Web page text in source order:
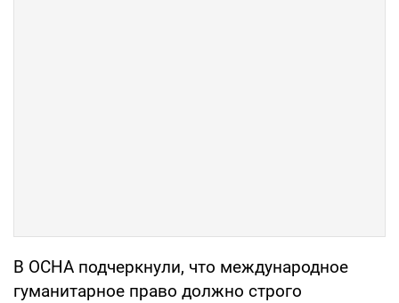
В ОСНА подчеркнули, что международное
гуманитарное право должно строго